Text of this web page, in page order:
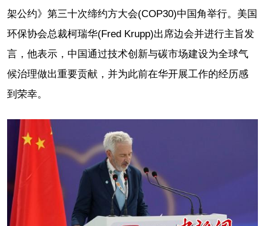
架公约》第三十次缔约方大会(COP30)中国角举行。美国
环保协会总裁柯瑞华(Fred Krupp)出席边会并进行主旨发
言，他表示，中国通过技术创新与碳市场建设为全球气
候治理做出重要贡献，并为此前在华开展工作的经历感
到荣幸。